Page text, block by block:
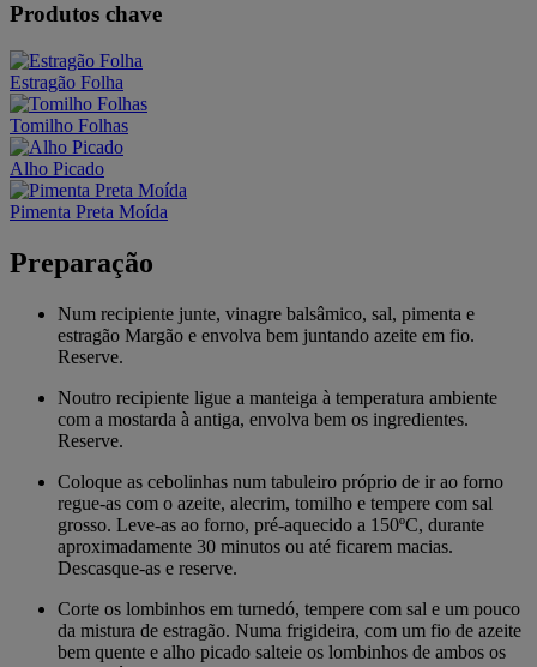
Produtos chave
Estragão Folha
Tomilho Folhas
Alho Picado
Pimenta Preta Moída
Preparação
Num recipiente junte, vinagre balsâmico, sal, pimenta e
estragão Margão e envolva bem juntando azeite em fio.
Reserve.
Noutro recipiente ligue a manteiga à temperatura ambiente
com a mostarda à antiga, envolva bem os ingredientes.
Reserve.
Coloque as cebolinhas num tabuleiro próprio de ir ao forno
regue-as com o azeite, alecrim, tomilho e tempere com sal
grosso. Leve-as ao forno, pré-aquecido a 150ºC, durante
aproximadamente 30 minutos ou até ficarem macias.
Descasque-as e reserve.
Corte os lombinhos em turnedó, tempere com sal e um pouco
da mistura de estragão. Numa frigideira, com um fio de azeite
bem quente e alho picado salteie os lombinhos de ambos os